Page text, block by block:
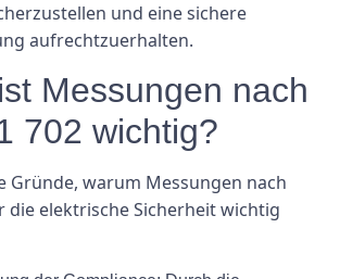
und eine sichere
aufrechtzuerhalten.
Messungen nach
702 wichtig?
Gründe, warum Messungen nach
die elektrische Sicherheit wichtig